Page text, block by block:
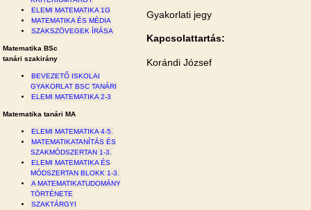
ELEMI MATEMATIKA 1G
MATEMATIKA ÉS MÉDIA
SZAKSZÖVEGEK ÍRÁSA
Matematika BSc
tanári szakirány
BEVEZETŐ ISKOLAI
GYAKORLAT BSC TANÁRI
ELEMI MATEMATIKA 2-3
Matematika tanári MA
ELEMI MATEMATIKA 4-5.
MATEMATIKATANÍTÁS ÉS
SZAKMÓDSZERTAN 1-3.
ELEMI MATEMATIKA ÉS
MÓDSZERTAN BLOKK 1-3.
A MATEMATIKATUDOMÁNY
TÖRTÉNETE
SZAKTÁRGYI
Gyakorlati jegy
Kapcsolattartás:
Korándi József